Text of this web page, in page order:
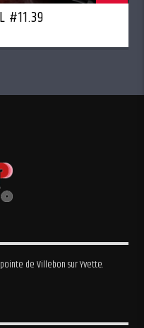
#11.39
de Villebon sur Yvette.